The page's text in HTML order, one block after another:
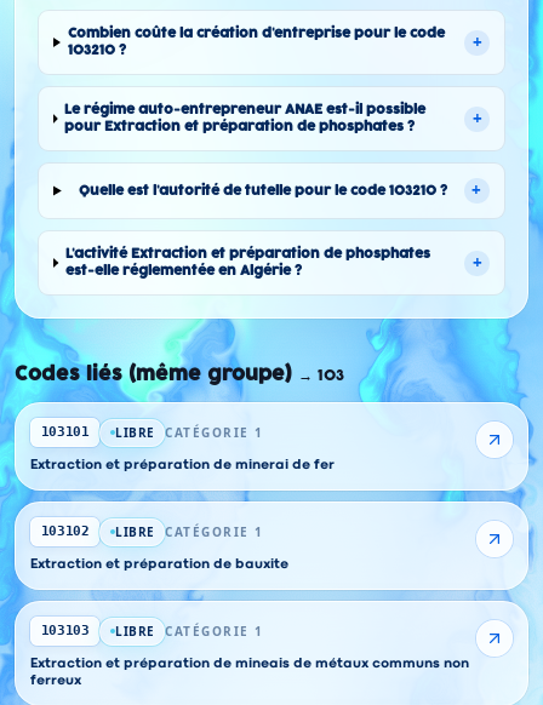
Combien coûte la création d'entreprise pour le code
103210 ?
+
Le régime auto-entrepreneur ANAE est-il possible
pour Extraction et préparation de phosphates ?
+
Quelle est l'autorité de tutelle pour le code 103210 ? +
L'activité Extraction et préparation de phosphates
est-elle réglementée en Algérie ?
+
Codes liés (même groupe) → 103
103101 LIBRE CATÉGORIE 1
Extraction et préparation de minerai de fer
103102 LIBRE CATÉGORIE 1
Extraction et préparation de bauxite
103103 LIBRE CATÉGORIE 1
Extraction et préparation de mineais de métaux communs non
ferreux